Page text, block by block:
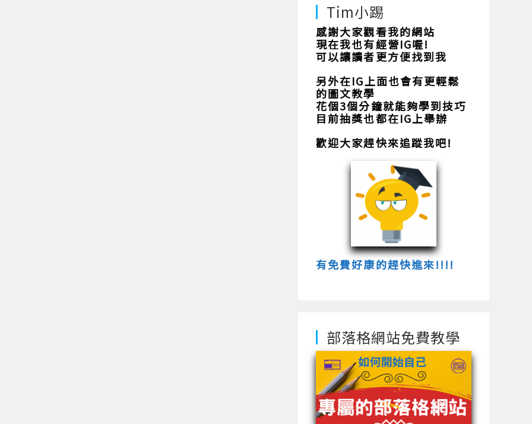
Tim小踢
感謝大家觀看我的網站
現在我也有經營IG喔!
可以讓讀者更方便找到我
另外在IG上面也會有更輕鬆
的圖文教學
花個3個分鐘就能夠學到技巧
目前抽獎也都在IG上舉辦
歡迎大家趕快來追蹤我吧!
有免費好康的趕快進來!!!!
部落格網站免費教學